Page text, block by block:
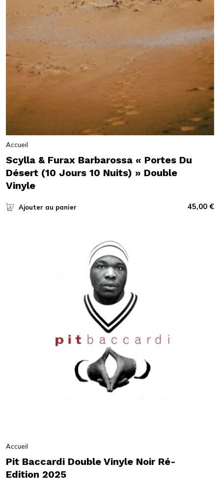
Accueil
Scylla & Furax Barbarossa « Portes Du
Désert (10 Jours 10 Nuits) » Double
Vinyle
Ajouter au panier 45,00 €
Accueil
Pit Baccardi Double Vinyle Noir Ré-
Edition 2025